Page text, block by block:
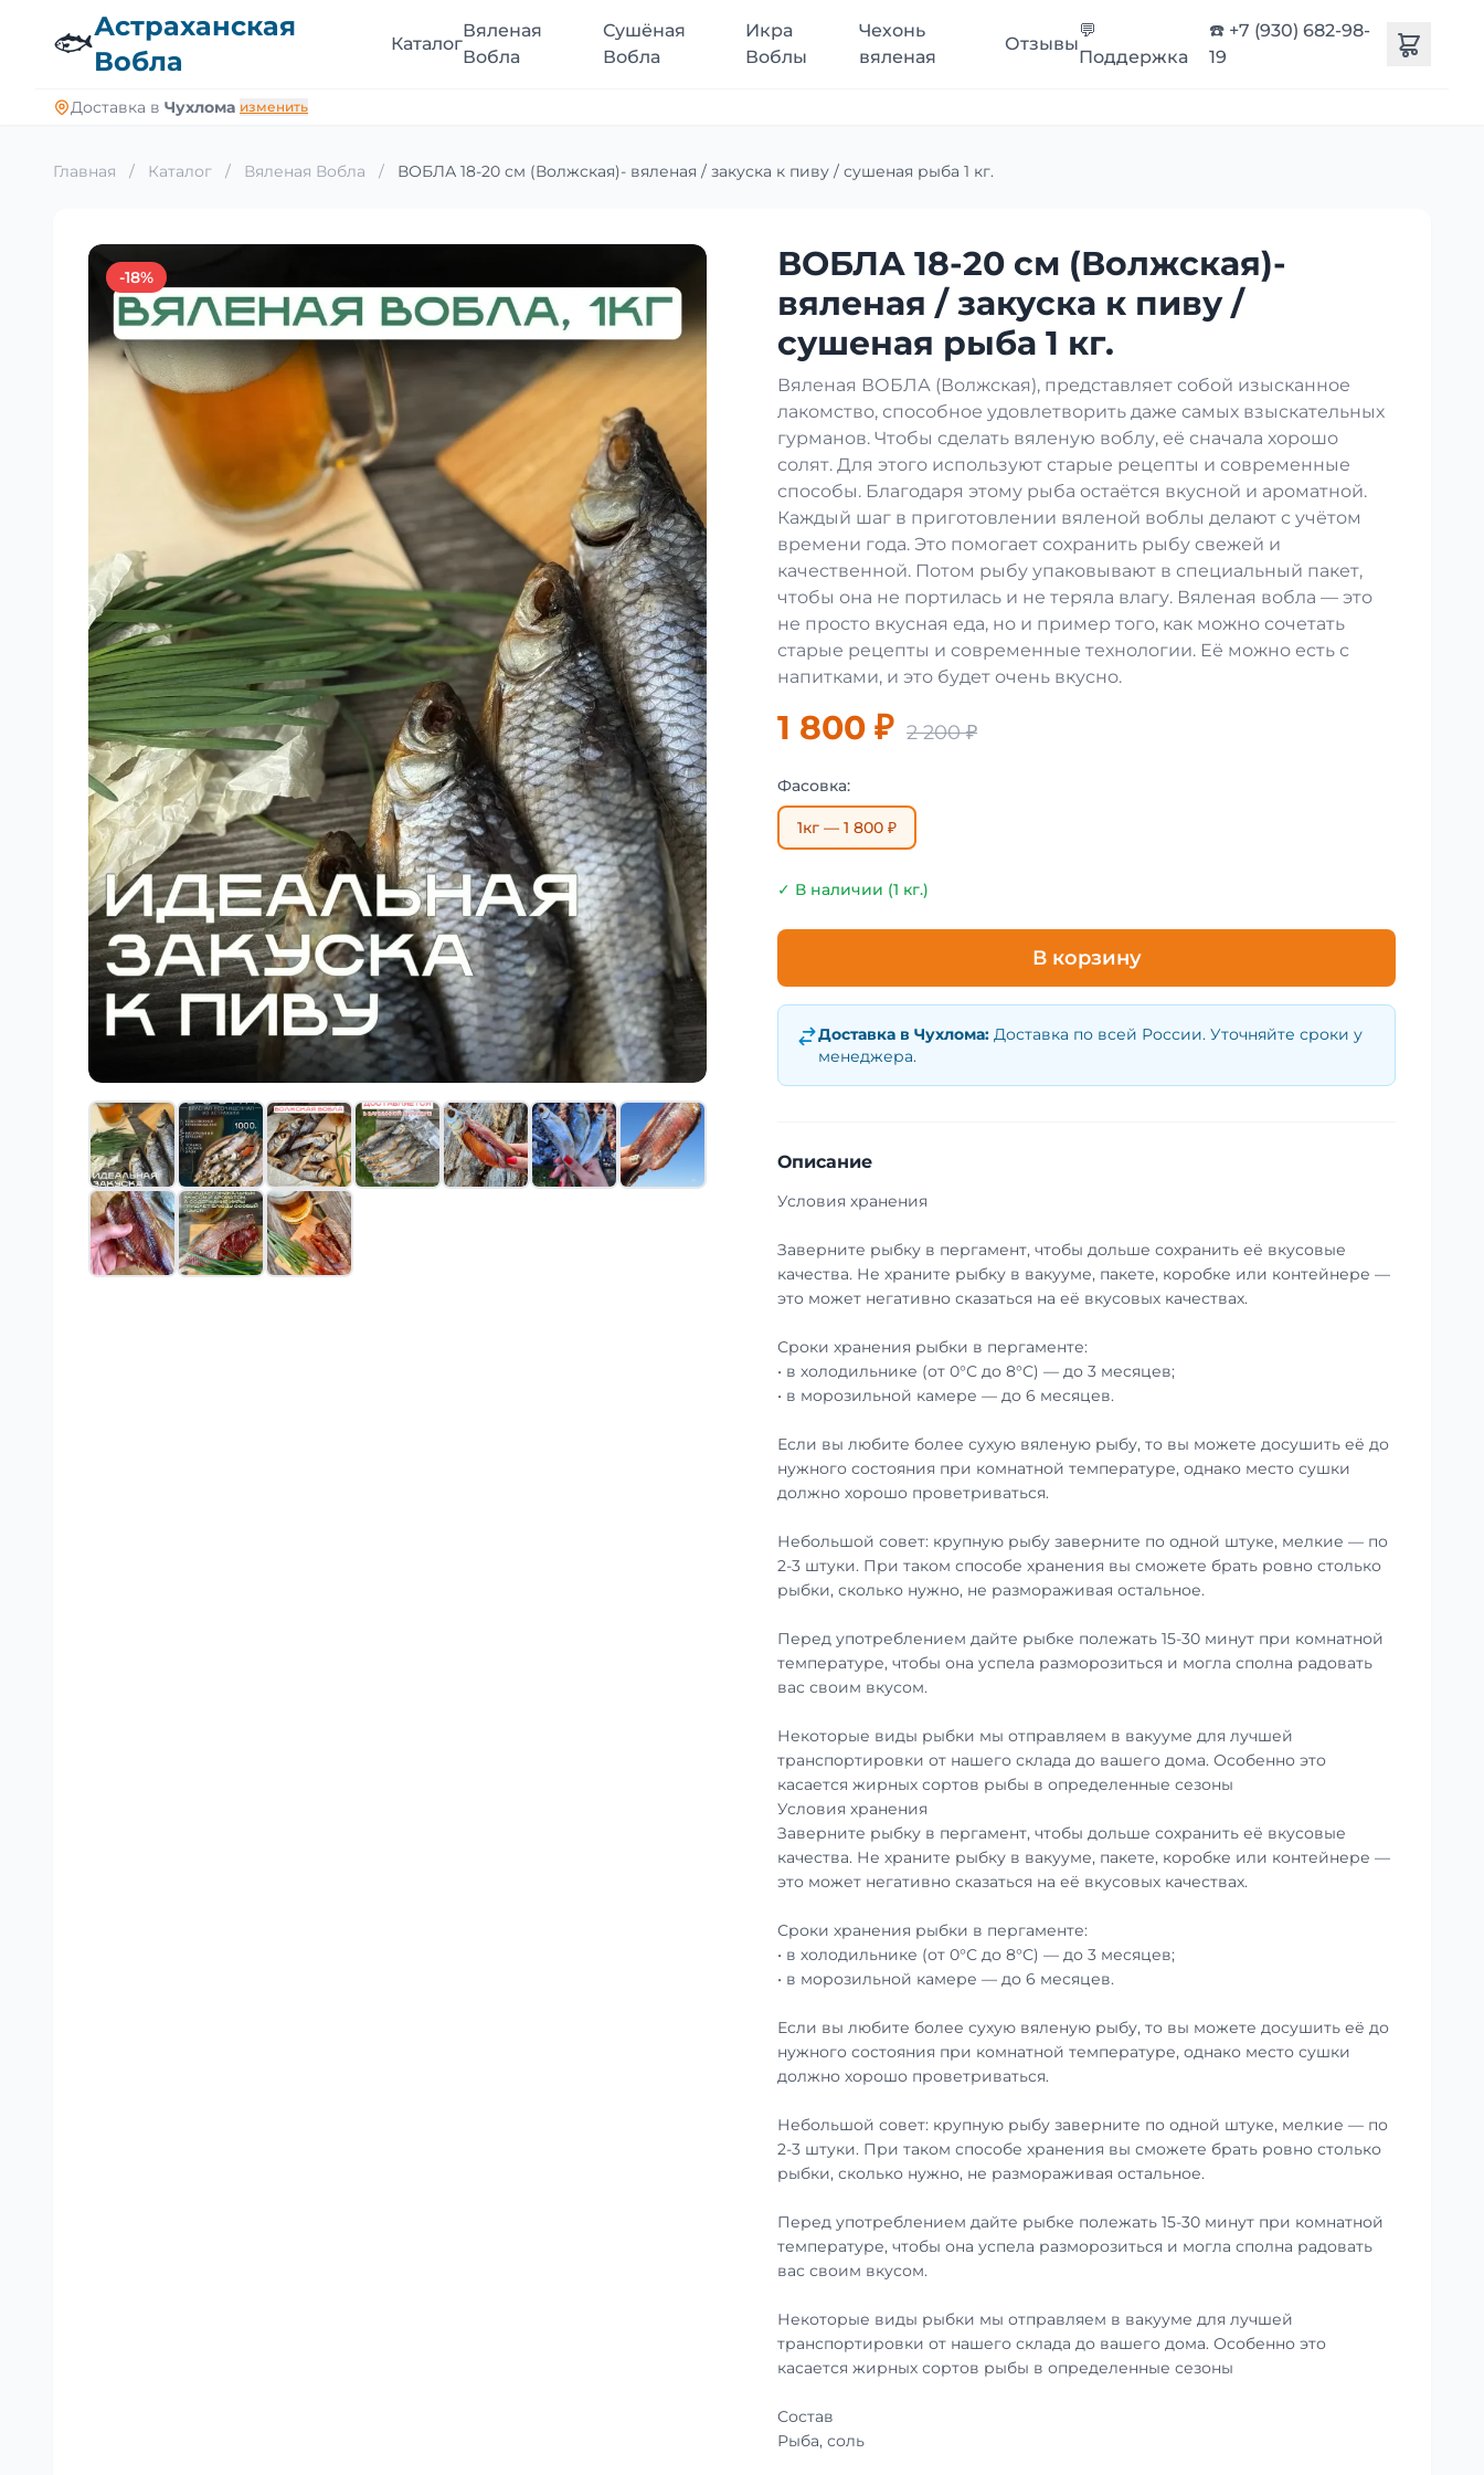
🐟Астраханская
Вобла
Каталог
Вяленая
Вобла
Сушёная
Вобла
Икра
Воблы
Чехонь
вяленая
Отзывы
💬
Поддержка
☎️ +7 (930) 682-98-
19
Доставка в Чухлома изменить
Главная / Каталог / Вяленая Вобла / ВОБЛА 18-20 см (Волжская)- вяленая / закуска к пиву / сушеная рыба 1 кг.
-18%
ВОБЛА 18-20 см (Волжская)-
вяленая / закуска к пиву /
сушеная рыба 1 кг.
Вяленая ВОБЛА (Волжская), представляет собой изысканное
лакомство, способное удовлетворить даже самых взыскательных
гурманов. Чтобы сделать вяленую воблу, её сначала хорошо
солят. Для этого используют старые рецепты и современные
способы. Благодаря этому рыба остаётся вкусной и ароматной.
Каждый шаг в приготовлении вяленой воблы делают с учётом
времени года. Это помогает сохранить рыбу свежей и
качественной. Потом рыбу упаковывают в специальный пакет,
чтобы она не портилась и не теряла влагу. Вяленая вобла — это
не просто вкусная еда, но и пример того, как можно сочетать
старые рецепты и современные технологии. Её можно есть с
напитками, и это будет очень вкусно.
1 800 ₽ 2 200 ₽
Фасовка:
1кг — 1 800 ₽
✓ В наличии (1 кг.)
В корзину
Доставка в Чухлома: Доставка по всей России. Уточняйте сроки у
менеджера.
Описание
Условия хранения
Заверните рыбку в пергамент, чтобы дольше сохранить её вкусовые
качества. Не храните рыбку в вакууме, пакете, коробке или контейнере —
это может негативно сказаться на её вкусовых качествах.
Сроки хранения рыбки в пергаменте:
• в холодильнике (от 0°С до 8°С) — до 3 месяцев;
• в морозильной камере — до 6 месяцев.
Если вы любите более сухую вяленую рыбу, то вы можете досушить её до
нужного состояния при комнатной температуре, однако место сушки
должно хорошо проветриваться.
Небольшой совет: крупную рыбу заверните по одной штуке, мелкие — по
2-3 штуки. При таком способе хранения вы сможете брать ровно столько
рыбки, сколько нужно, не размораживая остальное.
Перед употреблением дайте рыбке полежать 15-30 минут при комнатной
температуре, чтобы она успела разморозиться и могла сполна радовать
вас своим вкусом.
Некоторые виды рыбки мы отправляем в вакууме для лучшей
транспортировки от нашего склада до вашего дома. Особенно это
касается жирных сортов рыбы в определенные сезоны
Условия хранения
Заверните рыбку в пергамент, чтобы дольше сохранить её вкусовые
качества. Не храните рыбку в вакууме, пакете, коробке или контейнере —
это может негативно сказаться на её вкусовых качествах.
Сроки хранения рыбки в пергаменте:
• в холодильнике (от 0°С до 8°С) — до 3 месяцев;
• в морозильной камере — до 6 месяцев.
Если вы любите более сухую вяленую рыбу, то вы можете досушить её до
нужного состояния при комнатной температуре, однако место сушки
должно хорошо проветриваться.
Небольшой совет: крупную рыбу заверните по одной штуке, мелкие — по
2-3 штуки. При таком способе хранения вы сможете брать ровно столько
рыбки, сколько нужно, не размораживая остальное.
Перед употреблением дайте рыбке полежать 15-30 минут при комнатной
температуре, чтобы она успела разморозиться и могла сполна радовать
вас своим вкусом.
Некоторые виды рыбки мы отправляем в вакууме для лучшей
транспортировки от нашего склада до вашего дома. Особенно это
касается жирных сортов рыбы в определенные сезоны
Состав
Рыба, соль